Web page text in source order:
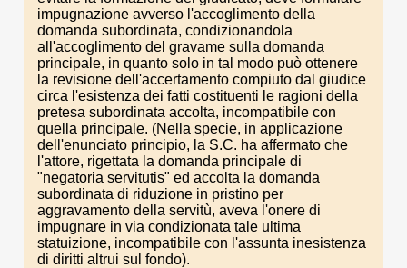
impugnazione avverso l'accoglimento della
domanda subordinata, condizionandola
all'accoglimento del gravame sulla domanda
principale, in quanto solo in tal modo può ottenere
la revisione dell'accertamento compiuto dal giudice
circa l'esistenza dei fatti costituenti le ragioni della
pretesa subordinata accolta, incompatibile con
quella principale. (Nella specie, in applicazione
dell'enunciato principio, la S.C. ha affermato che
l'attore, rigettata la domanda principale di
"negatoria servitutis" ed accolta la domanda
subordinata di riduzione in pristino per
aggravamento della servitù, aveva l'onere di
impugnare in via condizionata tale ultima
statuizione, incompatibile con l'assunta inesistenza
di diritti altrui sul fondo).